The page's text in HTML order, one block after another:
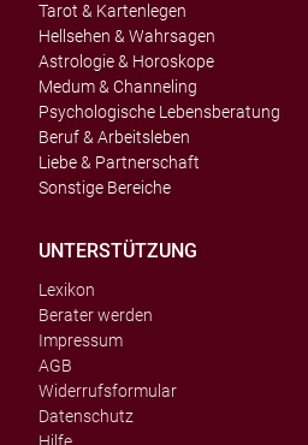
Tarot & Kartenlegen
Hellsehen & Wahrsagen
Astrologie & Horoskope
Medum & Channeling
Psychologische Lebensberatung
Beruf & Arbeitsleben
Liebe & Partnerschaft
Sonstige Bereiche
UNTERSTÜTZUNG
Lexikon
Berater werden
Impressum
AGB
Widerrufsformular
Datenschutz